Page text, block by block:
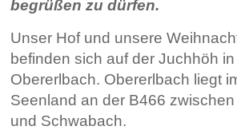
begrüßen zu dürfen.
Unser Hof und unsere
befinden sich auf der Juchhöh
Obererlbach. Obererlbach liegt
Seenland an der B466
und Schwabach.